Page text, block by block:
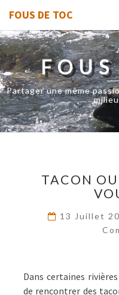
FOUS DE TOC
Partager une même
TACON
13 Juillet
Dans certaines
de rencontrer des